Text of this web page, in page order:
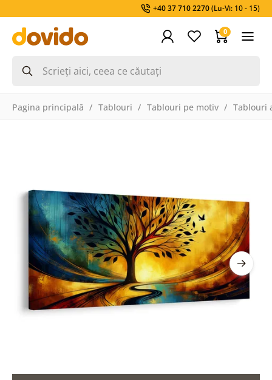
+40 37 710 2270(Lu-Vi: 10 - 15)
0
Pagina principală Tablouri Tablouri pe motiv Tablouri